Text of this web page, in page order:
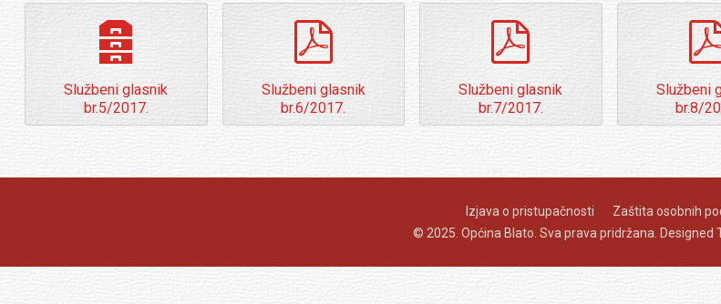
Službeni glasnik
br.5/2017.
Službeni glasnik
br.6/2017.
Službeni glasnik
br.7/2017.
Službeni
br.8/
Izjava o pristupačnosti
Zaštita osobnih
© 2025. Općina Blato. Sva prava pridržana. Designed